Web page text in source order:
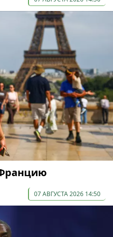
07 АВГУСТА 2026 14:50